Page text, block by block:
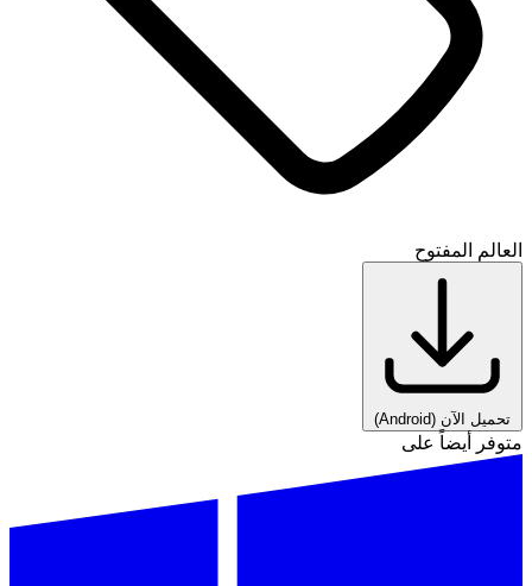
العالم المفتوح
تحميل الآن (Android)
متوفر أيضاً على